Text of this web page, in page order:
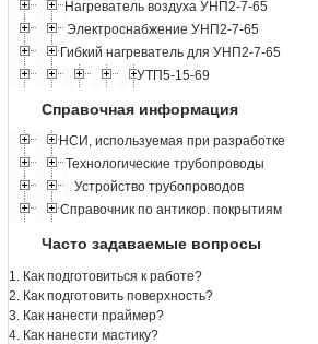
Нагреватель воздуха УНП2-7-65
Электроснабжение УНП2-7-65
Гибкий нагреватель для УНП2-7-65
УТП5-15-69
Справочная информация
НСИ, используемая при разработке
Технологические трубопроводы
Устройство трубопроводов
Справочник по антикор. покрытиям
Часто задаваемые вопросы
1. Как подготовиться к работе?
2. Как подготовить поверхность?
3. Как нанести праймер?
4. Как нанести мастику?